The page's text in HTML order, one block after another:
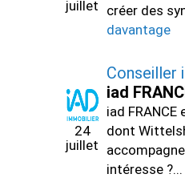
juillet créer des
davantage
24
juillet
Conseiller
iad
iad
dont
intéresse ?...